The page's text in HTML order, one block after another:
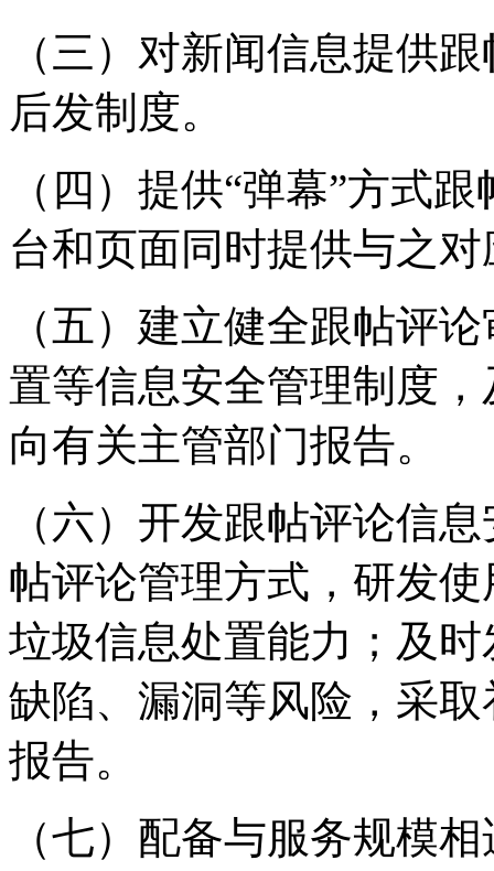
（三）对新闻信息提供
后发制度。
（四）提供“弹幕”方式
台和页面同时提供与之
（五）建立健全跟帖评
置等信息安全管理制度
向有关主管部门报告。
（六）开发跟帖评论信
帖评论管理方式，研发
垃圾信息处置能力；及
缺陷、漏洞等风险，采
报告。
（七）配备与服务规模